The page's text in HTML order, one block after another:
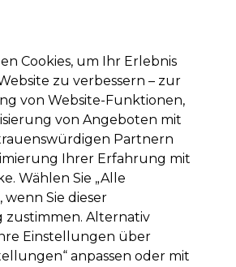
Anmelden
Elektrogeräte Saloneinrichtung
und Lieferzeiten
– mehr erfahren
Oxycream- Entwickler
Cookies, um Ihr Erlebnis
zu verbessern – zur
von Website-Funktionen,
von Angeboten mit
Partnern
Ihrer Erfahrung mit
Wählen Sie „Alle
wenn Sie dieser
zustimmen. Alternativ
Einstellungen über
anpassen oder mit